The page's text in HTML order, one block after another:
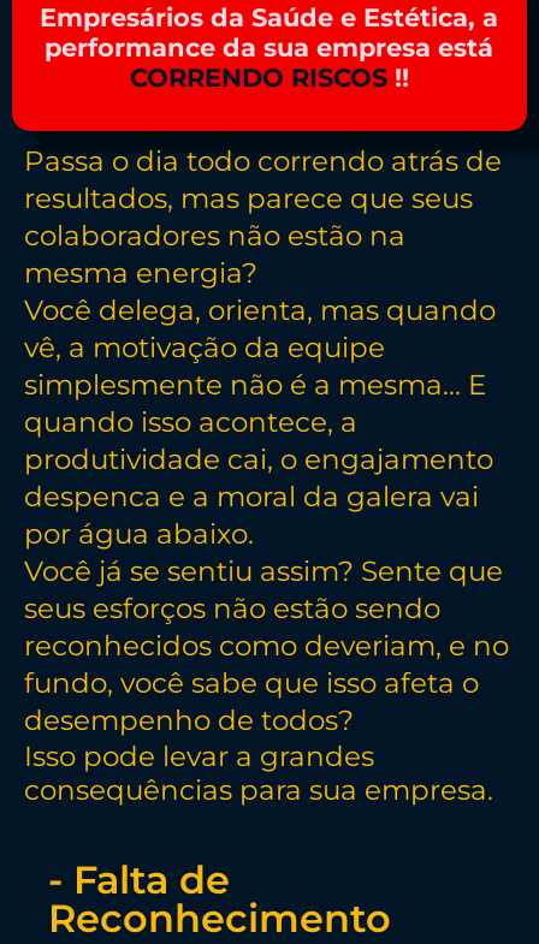
Empresários da Saúde e Estética, a
performance da sua empresa está
CORRENDO RISCOS !!
Passa o dia todo correndo atrás de
resultados, mas parece que seus
colaboradores não estão na
mesma energia?
Você delega, orienta, mas quando
vê, a motivação da equipe
simplesmente não é a mesma… E
quando isso acontece, a
produtividade cai, o engajamento
despenca e a moral da galera vai
por água abaixo.
Você já se sentiu assim? Sente que
seus esforços não estão sendo
reconhecidos como deveriam, e no
fundo, você sabe que isso afeta o
desempenho de todos?
Isso pode levar a grandes
consequências para sua empresa.
- Falta de
Reconhecimento